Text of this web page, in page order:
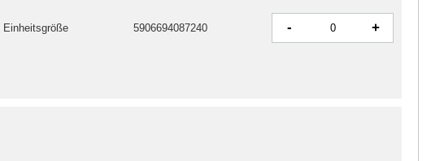
Einheitsgröße 5906694087240 - +